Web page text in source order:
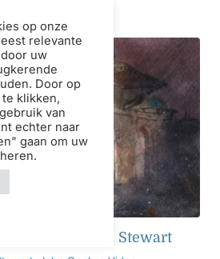
weten over Iain Stewart
op onze
relevante
uw
Door op
klikken,
van
echter naar
gaan om uw